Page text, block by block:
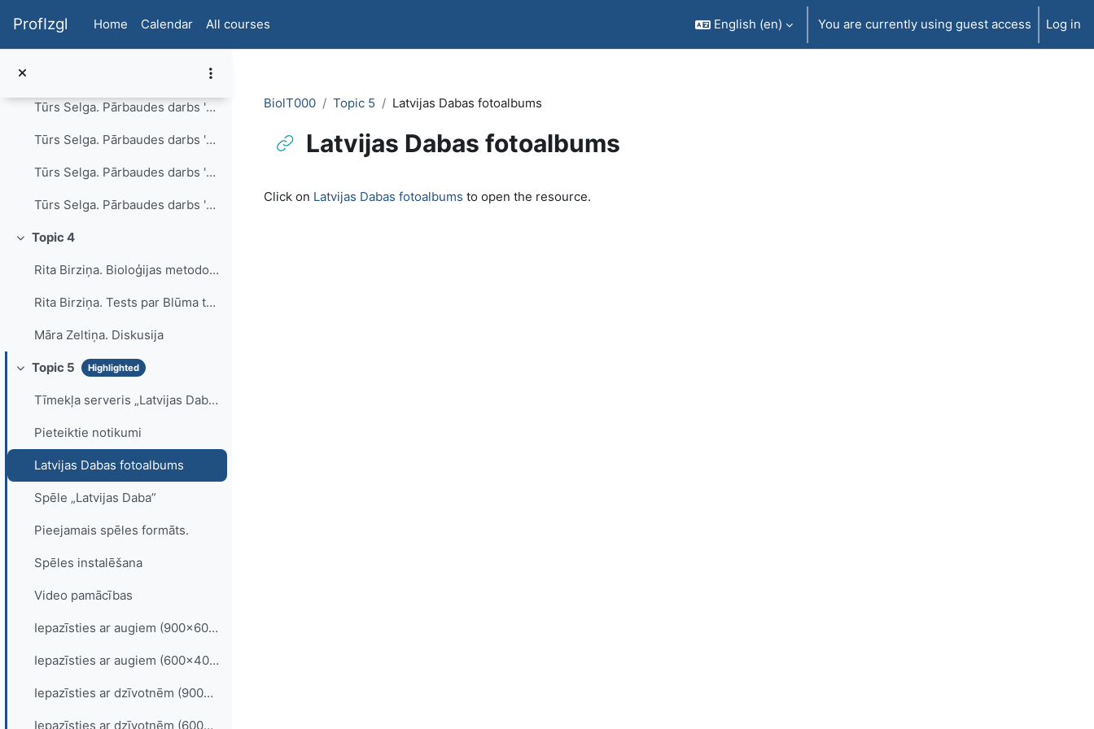
ProfIzgl Home Calendar All courses English ‎(en)‎ You are currently using guest access Log in
Tūrs Selga. Uzdevumu piemēri. Audi. Atbildes.
Tūrs Selga. Pārbaudes darbs 'Šūna"
Tūrs Selga. Pārbaudes darbs 'Šūna". Atbildes.
Tūrs Selga. Pārbaudes darbs 'Biotehnoloģijas".
Tūrs Selga. Pārbaudes darbs 'Biotehnoloģijas". Atbildes.
Collapse
Topic 4
Rita Birziņa. Bioloģijas metodoloģija
Rita Birziņa. Tests par Blūma taksonomijas līmeņiem
Māra Zeltiņa. Diskusija
Collapse
Topic 5 Highlighted
Tīmekļa serveris „Latvijas Daba”
Pieteiktie notikumi
Latvijas Dabas fotoalbums
Spēle „Latvijas Daba”
Pieejamais spēles formāts.
Spēles instalēšana
Video pamācības
Iepazīsties ar augiem (900×600, OGV)
Iepazīsties ar augiem (600×400 FLV)
Iepazīsties ar dzīvotnēm (900×600 OGV)
Iepazīsties ar dzīvotnēm (600×400 FLV)
BiolT000 Topic 5 Latvijas Dabas fotoalbums
Latvijas Dabas fotoalbums
Click on Latvijas Dabas fotoalbums to open the resource.